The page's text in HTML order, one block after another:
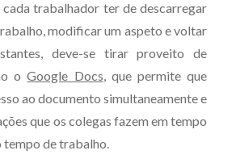
cada trabalhador ter de descarregar
modificar um aspeto e voltar
deve-se tirar proveito de
oGoogle Docs, que permite que
ao documento simultaneamente e
que os colegas fazem em tempo
tempo de trabalho.